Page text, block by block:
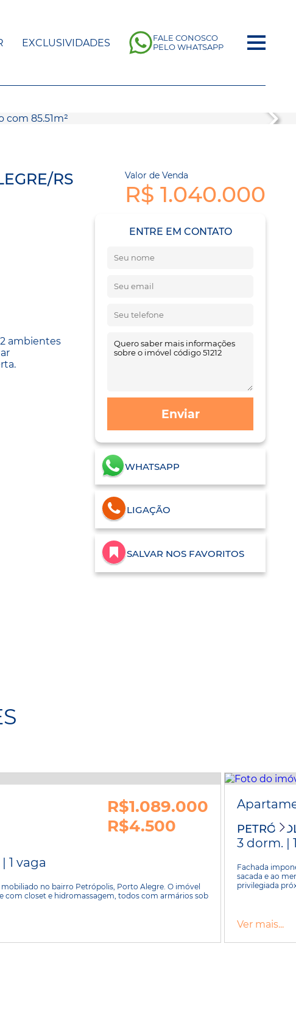
EXCLUSIVIDADES
FALE CONOSCO
PELO WHATSAPP
RS Valor de Venda
R$ 1.040.000
ambientes
ENTRE EM CONTATO
Enviar
WHATSAPP
LIGAÇÃO
SALVAR NOS FAVORITOS
R$1.089.000
R$4.500
1 vaga
no bairro Petrópolis, Porto Alegre. O imóvel
com closet e hidromassagem, todos com armários sob
3 dorm. |
Fachada
sacada e ao
privilegiada
Ver mais...